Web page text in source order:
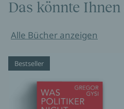
Das könnte
Alle Bücher anzeigen
Bestseller